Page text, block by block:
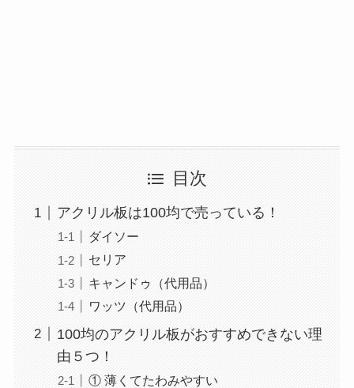
目次
アクリル板は100均で売っている！
ダイソー
セリア
キャンドゥ（代用品）
ワッツ（代用品）
100均のアクリル板がおすすめできない理
由５つ！
① 薄くてたわみやすい